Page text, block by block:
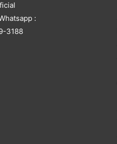
:
3188